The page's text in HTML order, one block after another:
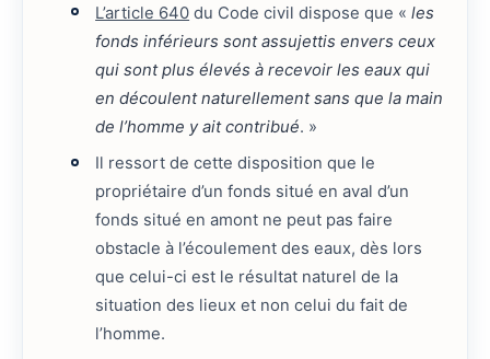
L’article 640 du Code civil dispose que «les
fonds inférieurs sont assujettis envers ceux
qui sont plus élevés à recevoir les eaux qui
en découlent naturellement sans que la main
de l’homme y ait contribué. »
Il ressort de cette disposition que le
propriétaire d’un fonds situé en aval d’un
fonds situé en amont ne peut pas faire
obstacle à l’écoulement des eaux, dès lors
que celui-ci est le résultat naturel de la
situation des lieux et non celui du fait de
l’homme.